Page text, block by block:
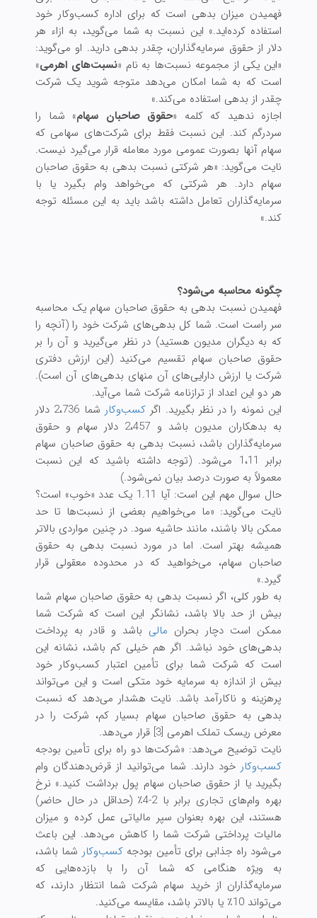
فهمیدن میزان بدهی است که برای اداره کسب‌وکار خود
استفاده کرده‌اید.» این نسبت به شما می‌گوید، به ازاء هر
دلار از حقوق سرمایه‌گذاران، چقدر بدهی دارید. او می‌گوید:
«این یکی از مجموعه نسبت‌ها به نام «نسبت‌های اهرمی»
است که به شما امکان می‌دهد متوجه شوید یک شرکت
چقدر از بدهی استفاده می‌کند.»
اجازه ندهید که کلمه «حقوق صاحبان سهام» شما را
سردرگم کند. این نسبت فقط برای شرکت‌های سهامی که
سهام آنها بصورت عمومی مورد معامله قرار می‌گیرد نیست.
نایت می‌گوید: «هر شرکتی نسبت بدهی به حقوق صاحبان
سهام دارد. هر شرکتی که می‌خواهد وام بگیرد یا با
سرمایه‌گذاران تعامل داشته باشد باید به این مسئله توجه
کند.»
چگونه محاسبه می‌شود؟
فهمیدن نسبت بدهی به حقوق صاحبان سهام یک محاسبه
سر راست است. شما کل بدهی‌های شرکت خود را (آنچه را
که به دیگران مدیون هستید) در نظر می‌گیرید و آن را بر
حقوق صاحبان سهام تقسیم می‌کنید (این ارزش دفتری
شرکت یا ارزش دارایی‌های آن منهای بدهی‌های آن است).
هر دو این اعداد از ترازنامه شرکت شما می‌آید.
این نمونه را در نظر بگیرید. اگرکسب‌وکار
شما 2،736 دلار
به بدهکاران مدیون باشد و 2،457 دلار سهام و حقوق
سرمایه‌گذاران باشد، نسبت بدهی به حقوق صاحبان سهام
برابر 1،11 می‌شود. (توجه داشته باشید که این نسبت
معمولاً به صورت درصد بیان نمی‌شود.)
حال سوال مهم این است: آیا 1.11 یک عدد «خوب» است؟
نایت می‌گوید: «ما می‌خواهیم بعضی از نسبت‌ها تا حد
ممکن بالا باشند، مانند حاشیه سود. در چنین مواردی بالاتر
همیشه بهتر است. اما در مورد نسبت بدهی به حقوق
صاحبان سهام، می‌خواهید که در محدوده معقولی قرار
گیرد.»
به طور کلی، اگر نسبت بدهی به حقوق صاحبان سهام شما
بیش از حد بالا باشد، نشانگر این است که شرکت شما
ممکن است دچار بحران مالی باشد و قادر به پرداخت
بدهی‌های خود نباشد. اگر هم خیلی کم باشد، نشانه این
است که شرکت شما برای تأمین اعتبار کسب‌وکار خود
بیش از اندازه به سرمایه خود متکی است و این می‌تواند
پرهزینه و ناکارآمد باشد. نایت هشدار می‌دهد که نسبت
بدهی به حقوق صاحبان سهام بسیار کم، شرکت را در
معرض ریسک تملک اهرمی [3] قرار می‌دهد.
نایت توضیح می‌دهد: «شرکت‌ها دو راه برای تأمین بودجه
کسب‌وکار خود دارند. شما می‌توانید از قرض‌دهندگان وام
بگیرید یا از حقوق صاحبان سهام پول برداشت کنید.» نرخ
بهره وام‌های تجاری برابر با 2-4٪ (حداقل در حال حاضر)
هستند، این بهره بعنوان سپر مالیاتی عمل کرده و میزان
مالیات پرداختی شرکت شما را کاهش می‌دهد. این باعث
می‌شود راه جذابی برای تأمین بودجهکسب‌وکار شما باشد،
به ویژه هنگامی که شما آن را با بازده‌هایی که
سرمایه‌گذاران از خرید سهام شرکت شما انتظار دارند، که
می‌تواند 10٪ یا بالاتر باشد، مقایسه می‌کنید.